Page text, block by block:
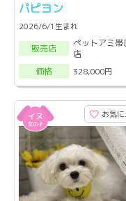
パピヨン
2026/6/1生まれ
販売店
ペットアミ帯
店
価格
328,000円
お気に